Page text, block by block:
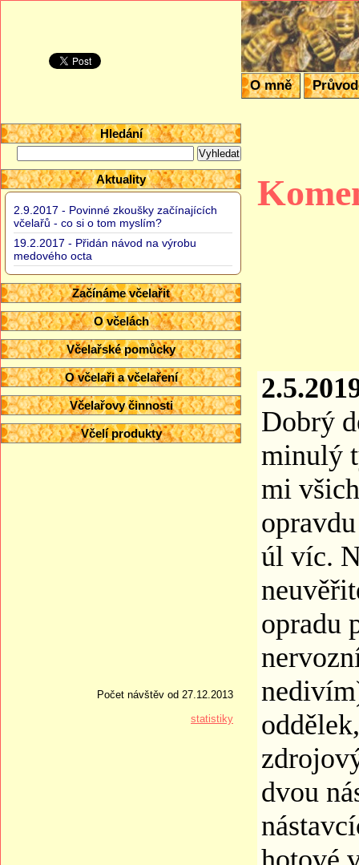
Domácí
O mně
Hledání
Aktuality
2.9.2017 - Povinné zkoušky začínajících
včelařů - co si o tom myslím?
19.2.2017 - Přidán návod na výrobu
medového octa
Začínáme včelařit
O včelách
Včelařské pomůcky
O včelaři a včelaření
Včelařovy činnosti
Včelí produkty
Počet návštěv od 27.12.2013
statistiky
Dobrý
minulý
mi
úl víc.
opradu
dvou